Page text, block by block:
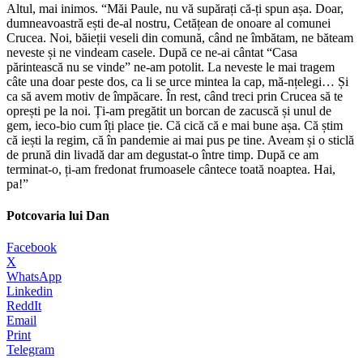
Altul, mai inimos. “Măi Paule, nu vă supărați că-ți spun așa. Doar,
dumneavoastră ești de-al nostru, Cetățean de onoare al comunei
Crucea. Noi, băieții veseli din comună, când ne îmbătam, ne băteam
neveste și ne vindeam casele. După ce ne-ai cântat “Casa
părintească nu se vinde” ne-am potolit. La neveste le mai tragem
câte una doar peste dos, ca li se urce mintea la cap, mă-nțelegi… Și
ca să avem motiv de împăcare. În rest, când treci prin Crucea să te
oprești pe la noi. Ți-am pregătit un borcan de zacuscă și unul de
gem, ieco-bio cum îți place ție. Că cică că e mai bune așa. Că știm
că iești la regim, că în pandemie ai mai pus pe tine. Aveam și o sticlă
de prună din livadă dar am degustat-o între timp. După ce am
terminat-o, ți-am fredonat frumoasele cântece toată noaptea. Hai,
pa!”
Potcovaria lui Dan
Facebook
X
WhatsApp
Linkedin
ReddIt
Email
Print
Telegram